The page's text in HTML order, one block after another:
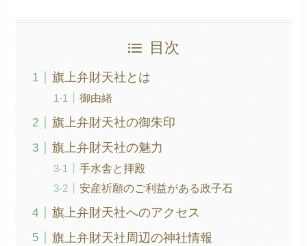
目次
旗上弁財天社とは
御由緒
旗上弁財天社の御朱印
旗上弁財天社の魅力
手水舎と拝殿
安産祈願のご利益がある政子石
旗上弁財天社へのアクセス
旗上弁財天社周辺の神社情報